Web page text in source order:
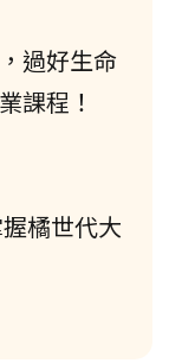
過好生命
課程！
橘世代大